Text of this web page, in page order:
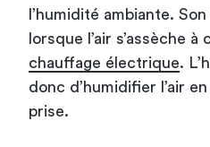
l’humidité ambiante.
lorsque l’air s’assèche
chauffage électrique.
donc d’humidifier l’air
prise.